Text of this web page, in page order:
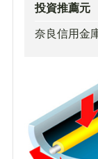
投資推薦元
奈良信用金